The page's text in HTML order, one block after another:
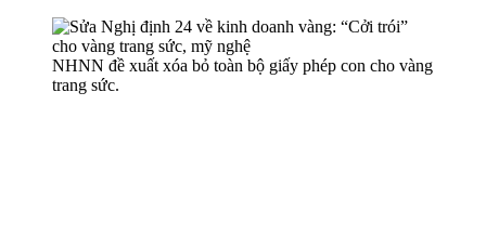
NHNN đề xuất xóa bỏ toàn bộ giấy phép con cho vàng
trang sức.